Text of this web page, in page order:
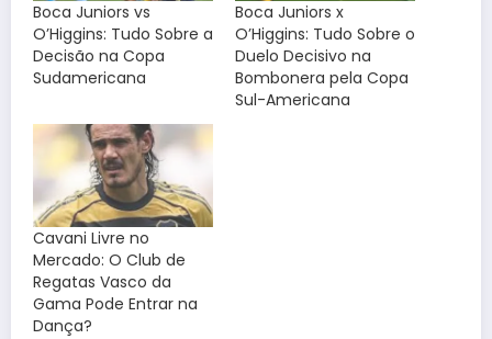
Boca Juniors vs
O’Higgins: Tudo Sobre a
Decisão na Copa
Sudamericana
Boca Juniors x
O’Higgins: Tudo Sobre o
Duelo Decisivo na
Bombonera pela Copa
Sul-Americana
Cavani Livre no
Mercado: O Club de
Regatas Vasco da
Gama Pode Entrar na
Dança?